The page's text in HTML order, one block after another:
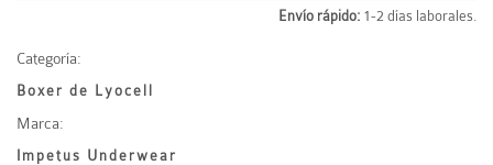
Envío rápido: 1-2 días laborales.
Categoría:
Boxer de Lyocell
Marca:
Impetus Underwear